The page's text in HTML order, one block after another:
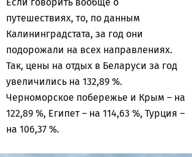
путешествиях, то, по данным
Калининградстата, за год они
подорожали на всех направлениях.
Так, цены на отдых в Беларуси за год
увеличились на 132,89 %.
Черноморское побережье и Крым – на
122,89 %, Египет – на 114,63 %, Турция –
на 106,37 %.